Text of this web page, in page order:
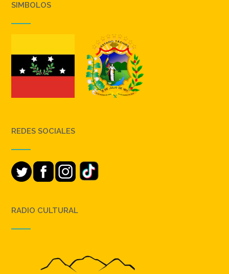
SIMBOLOS
REDES SOCIALES
RADIO CULTURAL